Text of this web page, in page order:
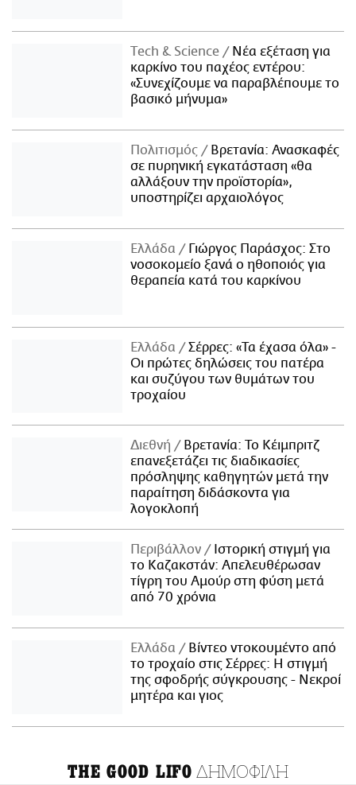
Τech & Science
Νέα εξέταση για
καρκίνο του παχέος εντέρου:
«Συνεχίζουμε να παραβλέπουμε το
βασικό μήνυμα»
Πολιτισμός
Βρετανία: Ανασκαφές
σε πυρηνική εγκατάσταση «θα
αλλάξουν την προϊστορία»,
υποστηρίζει αρχαιολόγος
Ελλάδα
Γιώργος Παράσχος: Στο
νοσοκομείο ξανά ο ηθοποιός για
θεραπεία κατά του καρκίνου
Ελλάδα
Σέρρες: «Τα έχασα όλα» -
Οι πρώτες δηλώσεις του πατέρα
και συζύγου των θυμάτων του
τροχαίου
Διεθνή
Βρετανία: Το Κέιμπριτζ
επανεξετάζει τις διαδικασίες
πρόσληψης καθηγητών μετά την
παραίτηση διδάσκοντα για
λογοκλοπή
Περιβάλλον
Ιστορική στιγμή για
το Καζακστάν: Απελευθέρωσαν
τίγρη του Αμούρ στη φύση μετά
από 70 χρόνια
Ελλάδα
Βίντεο ντοκουμέντο από
το τροχαίο στις Σέρρες: Η στιγμή
της σφοδρής σύγκρουσης - Νεκροί
μητέρα και γιος
THE GOOD LIFO ΔΗΜΟΦΙΛΗ